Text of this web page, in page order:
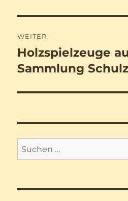
WEITER
Nächster
Beitrag:
Holzspielzeuge
Sammlung
Suchen
nach: